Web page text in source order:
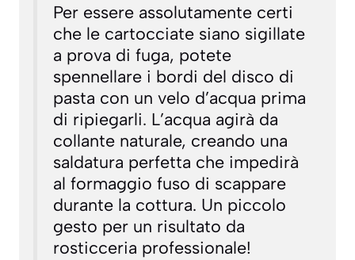
Per essere assolutamente certi
che le cartocciate siano sigillate
a prova di fuga, potete
spennellare i bordi del disco di
pasta con un velo d’acqua prima
di ripiegarli. L’acqua agirà da
collante naturale, creando una
saldatura perfetta che impedirà
al formaggio fuso di scappare
durante la cottura. Un piccolo
gesto per un risultato da
rosticceria professionale!